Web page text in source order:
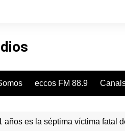
eccos FM 88.9
años es la séptima víctima fatal